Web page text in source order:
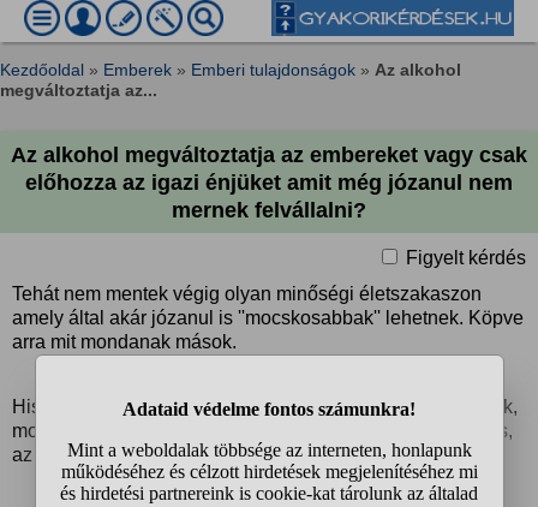
Kezdőoldal » Emberek » Emberi tulajdonságok » Az alkohol
megváltoztatja az...
Az alkohol megváltoztatja az embereket vagy csak
előhozza az igazi énjüket amit még józanul nem
mernek felvállalni?
Figyelt kérdés
Tehát nem mentek végig olyan minőségi életszakaszon
amely által akár józanul is ''mocskosabbak'' lehetnek. Köpve
arra mit mondanak mások.
Hiszen az alkoholt rengetegen afféle kibúvónak használják,
mondván: ''Áhh, az nem én voltam. Nem én voltam a hibás,
az alkohol tette velem...''